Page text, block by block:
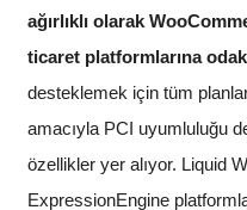
ağırlıklı olarak
ticaret platformlarına
desteklemek için tüm
amacıyla PCI uyumluluğu
özellikler yer alıyor. Liquid
ExpressionEngine